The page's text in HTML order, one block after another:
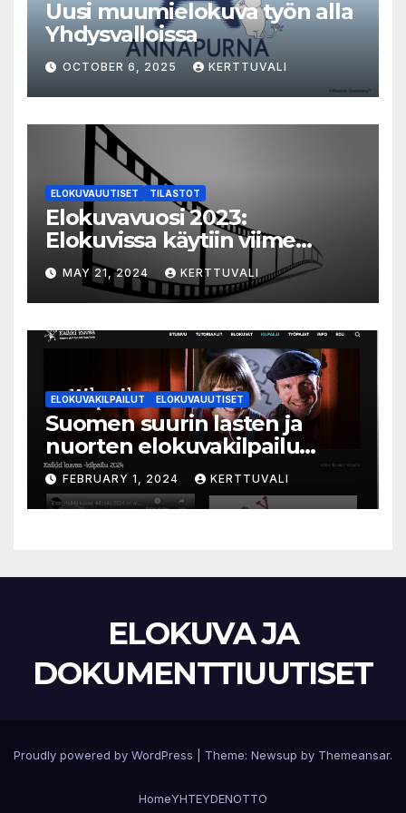
Uusi muumielokuva työn alla
Yhdysvalloissa
OCTOBER 6, 2025 KERTTUVALI
ELOKUVAUUTISET TILASTOT
Elokuvavuosi 2023:
Elokuvissa käytiin viime
vuonna 7,2 miljoonaa kertaa
ympäri Suomen
MAY 21, 2024 KERTTUVALI
ELOKUVAKILPAILUT ELOKUVAUUTISET
Suomen suurin lasten ja
nuorten elokuvakilpailu
alkaa – suojelijana Aki
Kaurismäki
FEBRUARY 1, 2024 KERTTUVALI
ELOKUVA JA
DOKUMENTTIUUTISET
Proudly powered by WordPress Theme: Newsup by Themeansar.
HomeYHTEYDENOTTO